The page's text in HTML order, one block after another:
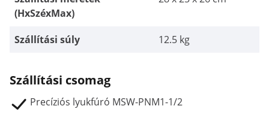
(HxSzéxMax)
Szállítási súly 12.5 kg
Szállítási csomag
Precíziós lyukfúró MSW-PNM1-1/2